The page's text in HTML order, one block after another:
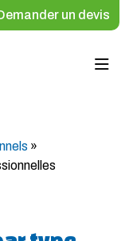
un devis
»